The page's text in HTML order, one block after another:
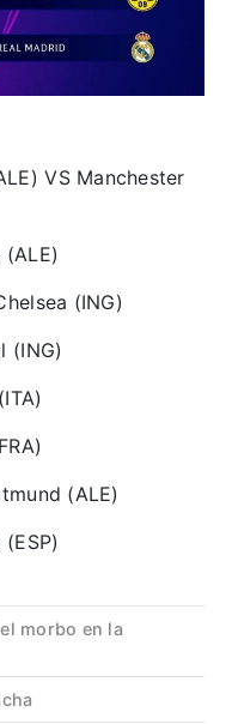
VS Manchester
(ING)
(ING)
(ALE)
morbo en la